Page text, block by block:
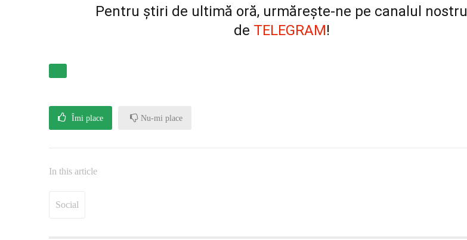
Pentru știri de ultimă oră, urmărește-ne pe canalul nostru
de TELEGRAM!
Îmi place Nu-mi place
In this article
Social